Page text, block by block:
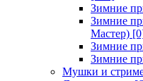
Зимние
Зимние
Мастер)
Зимние
Зимние
Мушки и